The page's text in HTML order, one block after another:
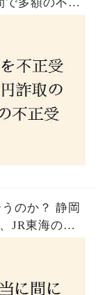
のか？ 静岡
JR東海のず